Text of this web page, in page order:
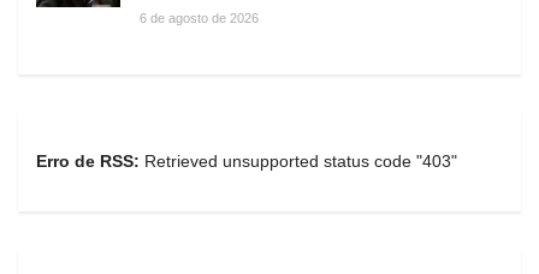
6 de agosto de 2026
Erro de RSS: Retrieved unsupported status code "403"